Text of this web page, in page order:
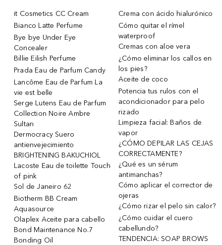
it Cosmetics CC Cream
Bianco Latte Perfume
Bye bye Under Eye
Concealer
Billie Eilish Perfume
Prada Eau de Parfum Candy
Lancôme Eau de Parfum La
vie est belle
Serge Lutens Eau de Parfum
Collection Noire Ambre
Sultan
Dermocracy Suero
antienvejecimiento
BRIGHTENING BAKUCHIOL
Lacoste Eau de toilette Touch
of pink
Sol de Janeiro 62
Biotherm BB Cream
Aquasource
Olaplex Aceite para cabello
Bond Maintenance No.7
Bonding Oil
Crema con ácido hialurónico
Cómo quitar el rímel
waterproof
Cremas con aloe vera
¿Cómo eliminar los callos en
los pies?
Aceite de coco
Potencia tus rulos con el
acondicionador para pelo
rizado
Limpieza facial: Baños de
vapor
¿CÓMO DEPILAR LAS CEJAS
CORRECTAMENTE?
¿Qué es un sérum
antimanchas?
Cómo aplicar el corrector de
ojeras
¿Cómo rizar el pelo sin calor?
¿Cómo cuidar el cuero
cabellundo?
TENDENCIA: SOAP BROWS